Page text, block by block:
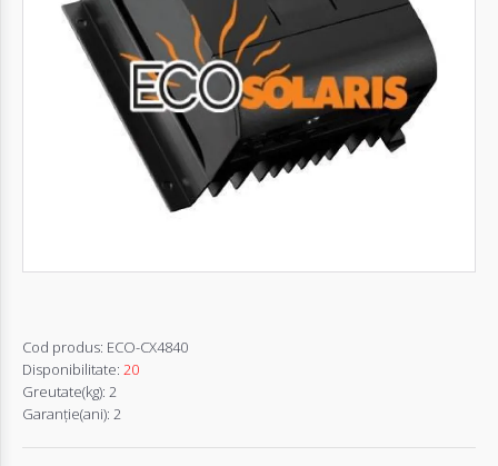
Autentifică-
Înregistrează-
Cod produs: ECO-CX4840
Disponibilitate: 20
Greutate(kg): 2
Garanţie(ani): 2